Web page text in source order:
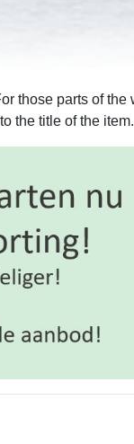
those parts of
the title of the item.